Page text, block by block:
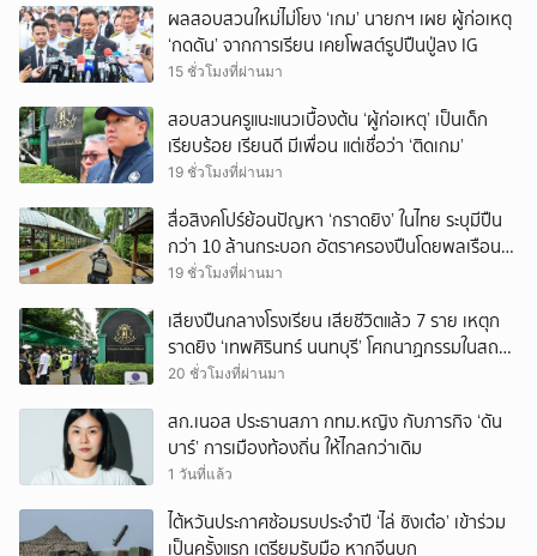
ผลสอบสวนใหม่ไม่โยง ‘เกม’ นายกฯ เผย ผู้ก่อเหตุ
‘กดดัน’ จากการเรียน เคยโพสต์รูปปืนปู่ลง IG
15 ชั่วโมงที่ผ่านมา
สอบสวนครูแนะแนวเบื้องต้น ‘ผู้ก่อเหตุ’ เป็นเด็ก
เรียบร้อย เรียนดี มีเพื่อน แต่เชื่อว่า ‘ติดเกม’
19 ชั่วโมงที่ผ่านมา
สื่อสิงคโปร์ย้อนปัญหา ‘กราดยิง’ ในไทย ระบุมีปืน
กว่า 10 ล้านกระบอก อัตราครองปืนโดยพลเรือน
สูงที่สุดในภูมิภาค
19 ชั่วโมงที่ผ่านมา
เสียงปืนกลางโรงเรียน เสียชีวิตแล้ว 7 ราย เหตุก
ราดยิง ‘เทพศิรินทร์ นนทบุรี’ โศกนาฏกรรมในสถาน
ศึกษา ครั้งที่ 2 ในรอบปี
20 ชั่วโมงที่ผ่านมา
สก.เนอส ประธานสภา กทม.หญิง กับภารกิจ ‘ดัน
บาร์’ การเมืองท้องถิ่น ให้ไกลกว่าเดิม
1 วันที่แล้ว
ไต้หวันประกาศซ้อมรบประจำปี ‘ไล่ ชิงเต๋อ’ เข้าร่วม
เป็นครั้งแรก เตรียมรับมือ หากจีนบุก